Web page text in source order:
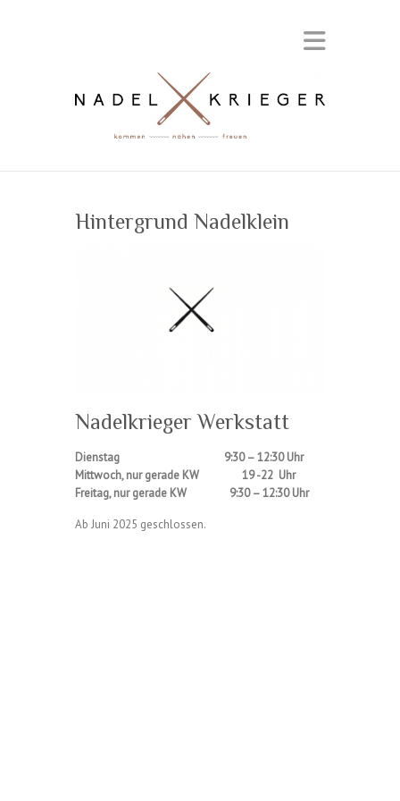
Hintergrund Nadelklein
Nadelkrieger Werkstatt
Dienstag 9:30 – 12:30 Uhr
Mittwoch, nur gerade KW 19 -22 Uhr
Freitag, nur gerade KW 9:30 – 12:30 Uhr
Ab Juni 2025 geschlossen.